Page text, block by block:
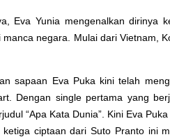
Eva Yunia mengenalkan dirinya
negara. Mulai dari Vietnam,
sapaan Eva Puka kini telah
Dengan single pertama yang
“Apa Kata Dunia”. Kini Eva
ciptaan dari Suto Pranto ini